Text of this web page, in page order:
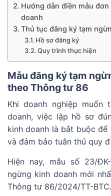
Hướng dẫn điền mẫu
doanh
Thủ tục đăng ký tạm
Hồ sơ đăng ký
Quy trình thực hiện
Mẫu đăng ký tạm
theo Thông tư 86
Khi doanh nghiệp muốn
doanh, việc lập hồ sơ
kinh doanh là bắt buộc
và đảm bảo tuân thủ quy
Hiện nay, mẫu số 23/
ngừng kinh doanh mới
Thông tư 86/2024/TT-BTC.